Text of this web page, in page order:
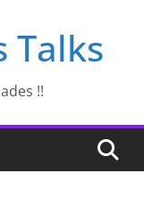
Talks
!!